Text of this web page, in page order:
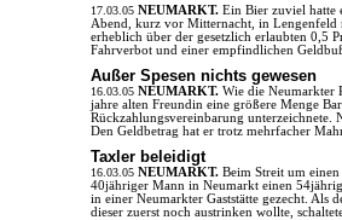
17.03.05 NEUMARKT. Ein Bier zuviel hatte
Abend, kurz vor Mitternacht, in Lengenfeld
erheblich über der gesetzlich erlaubten 0,5
Fahrverbot und einer empfindlichen
Außer Spesen nichts gewesen
16.03.05 NEUMARKT. Wie die Neumarkter
jahre alten Freundin eine größere Menge
Rückzahlungsvereinbarung unterzeichnete.
Den Geldbetrag hat er trotz mehrfacher
Taxler beleidigt
16.03.05 NEUMARKT. Beim Streit um
40jähriger Mann in Neumarkt einen
in einer Neumarkter Gaststätte gezecht. Als
dieser zuerst noch austrinken wollte,